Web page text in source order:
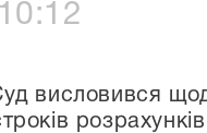
висловився